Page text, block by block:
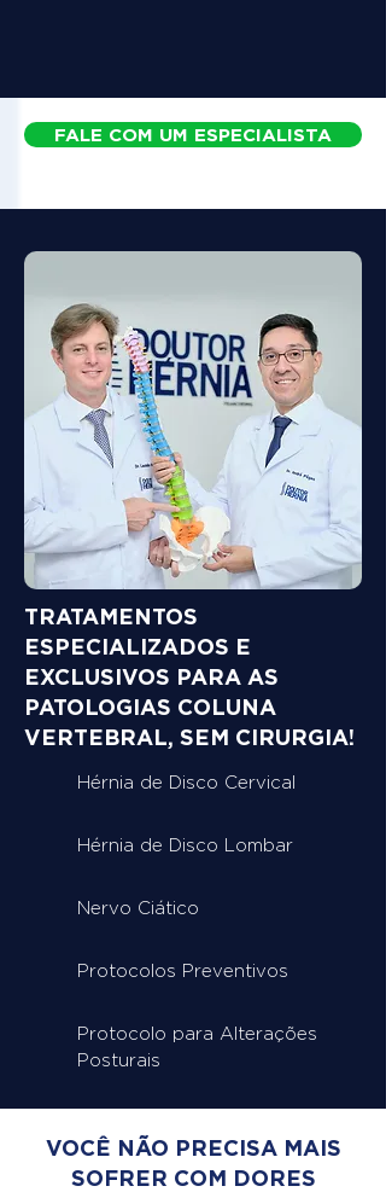
FALE COM UM ESPECIALISTA
TRATAMENTOS
ESPECIALIZADOS E
EXCLUSIVOS PARA AS
PATOLOGIAS COLUNA
VERTEBRAL, SEM CIRURGIA!
Hérnia de Disco Cervical
Hérnia de Disco Lombar
Nervo Ciático
Protocolos Preventivos
Protocolo para Alterações
Posturais
VOCÊ NÃO PRECISA MAIS
SOFRER COM DORES